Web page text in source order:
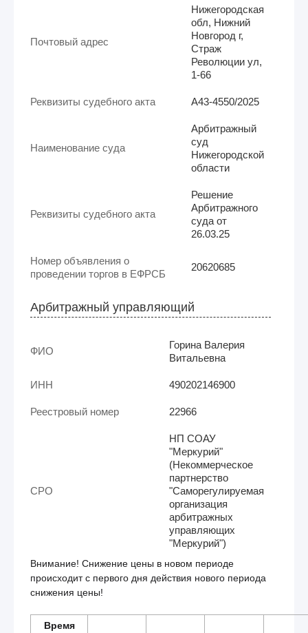
Почтовый адрес
Нижегородская
обл, Нижний
Новгород г,
Страж
Революции ул,
1-66
Реквизиты судебного акта А43-4550/2025
Наименование суда
Арбитражный
суд
Нижегородской
области
Реквизиты судебного акта
Решение
Арбитражного
суда от
26.03.25
Номер объявления о
проведении торгов в ЕФРСБ
20620685
Арбитражный управляющий
ФИО
Горина Валерия
Витальевна
ИНН 490202146900
Реестровый номер 22966
СРО
НП СОАУ
"Меркурий"
(Некоммерческое
партнерство
"Саморегулируемая
организация
арбитражных
управляющих
"Меркурий")
Внимание! Снижение цены в новом периоде
происходит с первого дня действия нового периода
снижения цены!
Время